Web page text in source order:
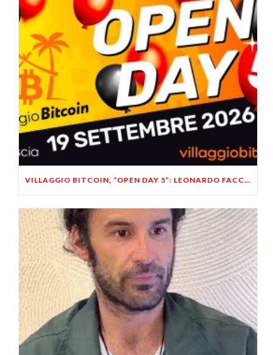
VILLAGGIO BITCOIN, “OPEN DAY 5”: LEONARDO FACCO OSPITE A BRESCIA